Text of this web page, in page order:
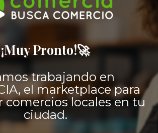
¡Muy Pronto!🚀
trabajando en
el marketplace para
comercios locales en tu
ciudad.